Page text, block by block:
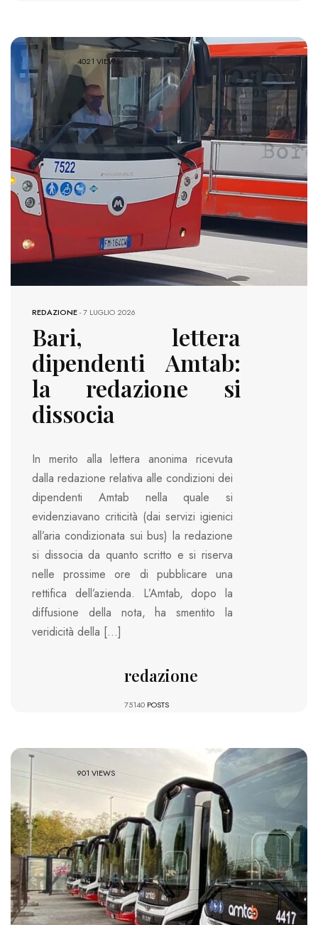
4021 VIEWS
REDAZIONE-7 LUGLIO 2026
Bari, lettera
dipendenti Amtab:
la redazione si
dissocia
In merito alla lettera anonima ricevuta
dalla redazione relativa alle condizioni dei
dipendenti Amtab nella quale si
evidenziavano criticità (dai servizi igienici
all’aria condizionata sui bus) la redazione
si dissocia da quanto scritto e si riserva
nelle prossime ore di pubblicare una
rettifica dell’azienda. L’Amtab, dopo la
diffusione della nota, ha smentito la
veridicità della […]
redazione
75140 POSTS
901 VIEWS